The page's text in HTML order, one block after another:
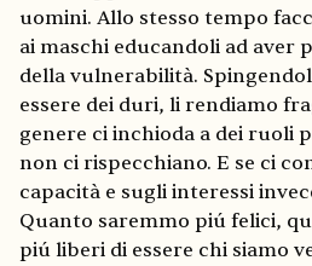
uomini. Allo stesso tempo
ai maschi educandoli ad aver
della vulnerabilità.
essere dei duri, li rendiamo
genere ci inchioda a dei ruoli
non ci rispecchiano. E se ci
capacità e sugli interessi
Quanto saremmo piú felici,
piú liberi di essere chi siamo